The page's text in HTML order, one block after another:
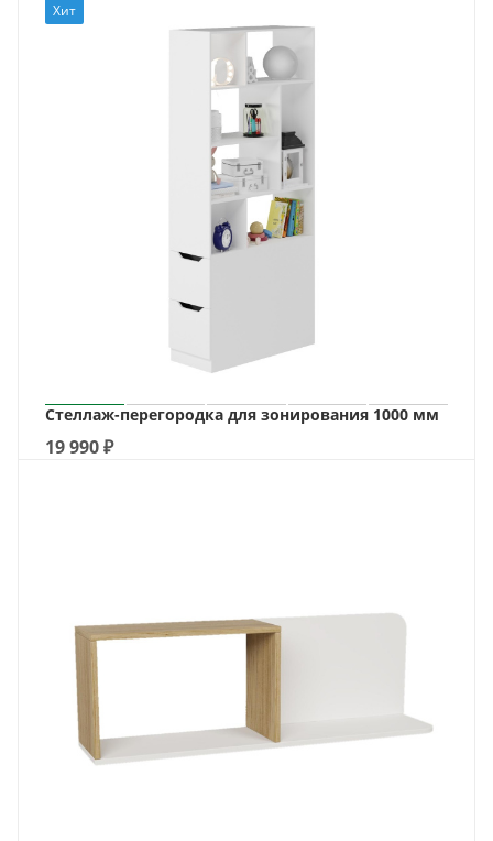
Хит
Стеллаж-перегородка для зонирования 1000 мм
19 990₽